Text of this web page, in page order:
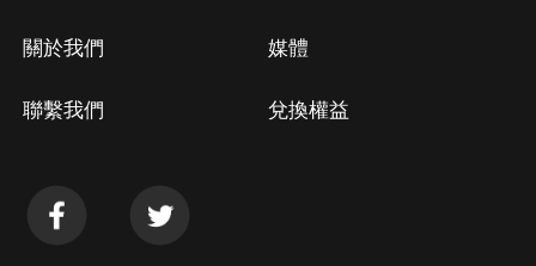
關於我們
聯繫我們
媒體
兌換權益